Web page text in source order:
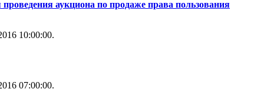
аукциона по продаже права пользования
10:00:00.
07:00:00.